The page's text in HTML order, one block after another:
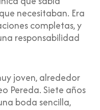
necesitaban. Era
completas, y
responsabilidad
joven, alrededor
Pereda. Siete años
boda sencilla,